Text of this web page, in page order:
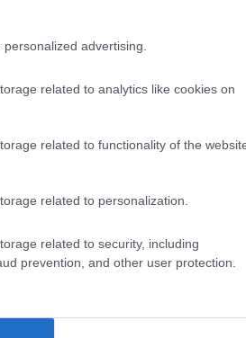
advertising.
related to analytics like cookies on
related to functionality of the
related to personalization.
related to security, including
prevention, and other user protection.